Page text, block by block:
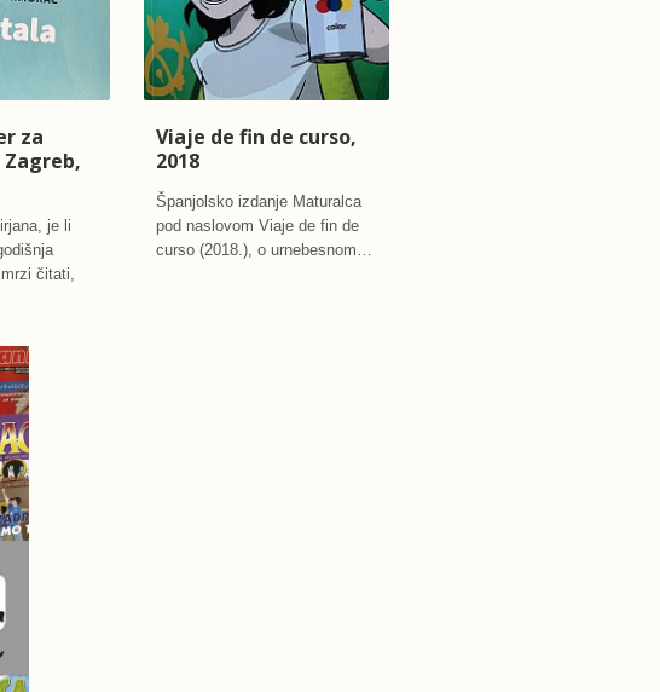
za
je li
čitati,
Viaje de fin de curso,
2018
Španjolsko izdanje Maturalca
pod naslovom Viaje de fin de
curso (2018.), o urnebesnom…